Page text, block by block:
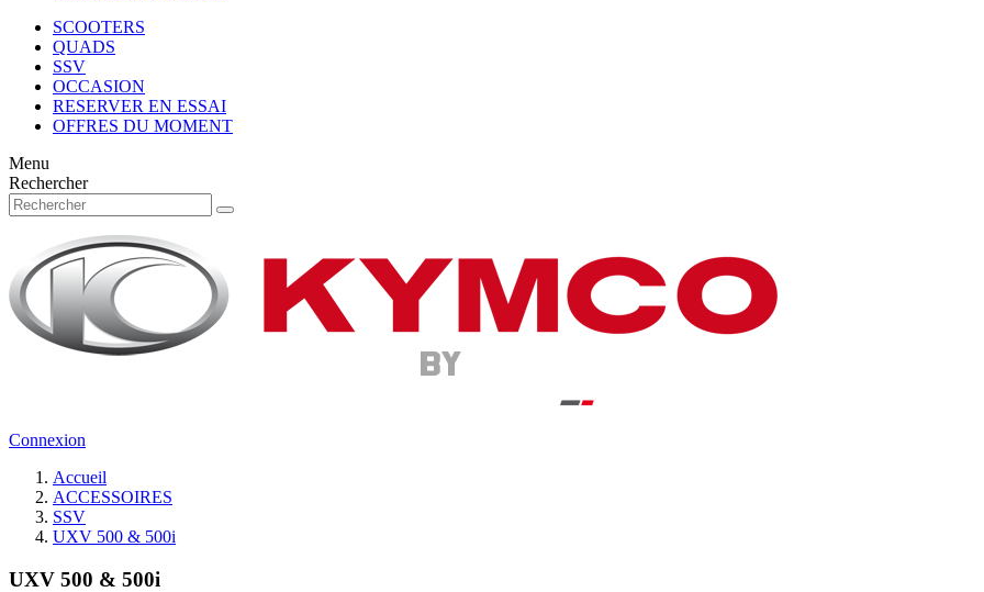
SCOOTERS
QUADS
SSV
OCCASION
RESERVER EN ESSAI
OFFRES DU MOMENT
Menu
Rechercher
Connexion
Accueil
ACCESSOIRES
SSV
UXV 500 & 500i
UXV 500 & 500i